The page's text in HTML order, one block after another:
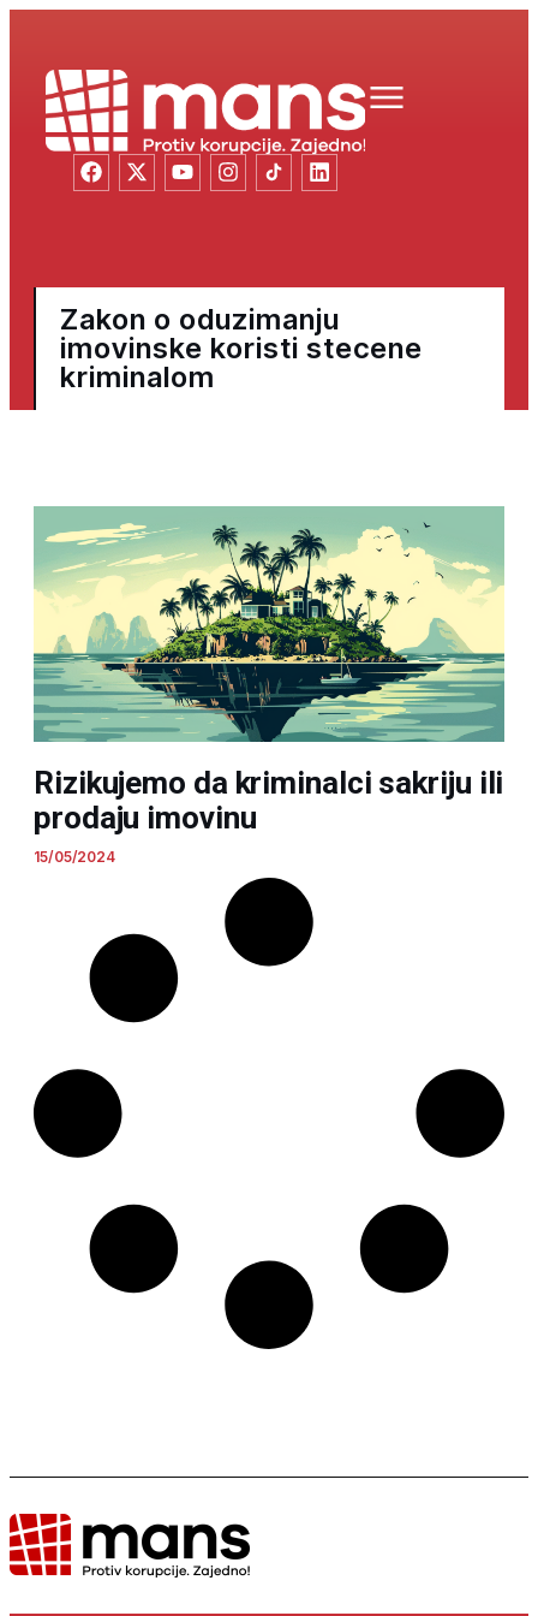
Zakon o oduzimanju
imovinske koristi stecene
kriminalom
Rizikujemo da kriminalci sakriju ili
prodaju imovinu
15/05/2024